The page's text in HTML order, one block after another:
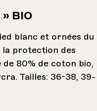
BIO
blanc et ornées du
la protection des
de 80% de coton bio,
Tailles: 36-38, 39-